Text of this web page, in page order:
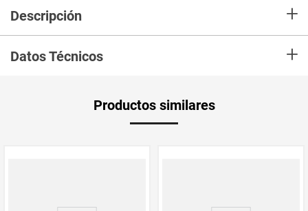
Descripción +
Datos Técnicos +
Productos similares